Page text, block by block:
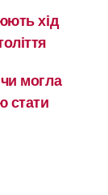
хід
могла
стати